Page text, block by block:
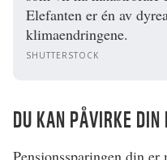
Elefanten er én av
klimaendringene.
SHUTTERSTOCK
DU KAN PÅVIRKE DIN
Pensjonssparingen din